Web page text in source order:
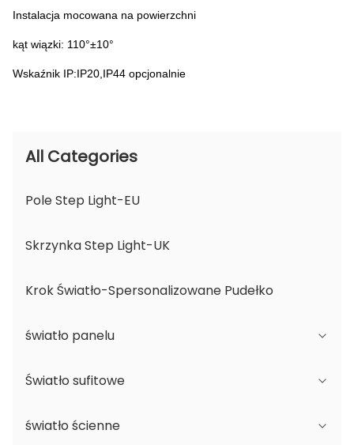
Instalacja mocowana na powierzchni
kąt wiązki: 110°±10°
Wskaźnik IP:IP20,IP44 opcjonalnie
All Categories
Pole Step Light-EU
Skrzynka Step Light-UK
Krok Światło-Spersonalizowane Pudełko
światło panelu
Seria JDL
Seria DSDL
Światło sufitowe
Seria JCL
światło ścienne